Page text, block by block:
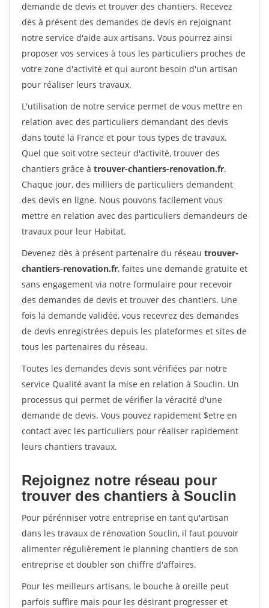
demande de devis et trouver des chantiers. Recevez
dès à présent des demandes de devis en rejoignant
notre service d'aide aux artisans. Vous pourrez ainsi
proposer vos services à tous les particuliers proches de
votre zone d'activité et qui auront besoin d'un artisan
pour réaliser leurs travaux.
L'utilisation de notre service permet de vous mettre en
relation avec des particuliers demandant des devis
dans toute la France et pour tous types de travaux.
Quel que soit votre secteur d'activité, trouver des
chantiers grâce à trouver-chantiers-renovation.fr.
Chaque jour, des milliers de particuliers demandent
des devis en ligne. Nous pouvons facilement vous
mettre en relation avec des particuliers demandeurs de
travaux pour leur Habitat.
Devenez dès à présent partenaire du réseau trouver-
chantiers-renovation.fr, faites une demande gratuite et
sans engagement via notre formulaire pour recevoir
des demandes de devis et trouver des chantiers. Une
fois la demande validée, vous recevrez des demandes
de devis enregistrées depuis les plateformes et sites de
tous les partenaires du réseau.
Toutes les demandes devis sont vérifiées par notre
service Qualité avant la mise en relation à Souclin. Un
processus qui permet de vérifier la véracité d'une
demande de devis. Vous pouvez rapidement $etre en
contact avec les particuliers pour réaliser rapidement
leurs chantiers travaux.
Rejoignez notre réseau pour
trouver des chantiers à Souclin
Pour pérénniser votre entreprise en tant qu'artisan
dans les travaux de rénovation Souclin, il faut pouvoir
alimenter régulièrement le planning chantiers de son
entreprise et doubler son chiffre d'affaires.
Pour les meilleurs artisans, le bouche à oreille peut
parfois suffire mais pour les désirant progresser et